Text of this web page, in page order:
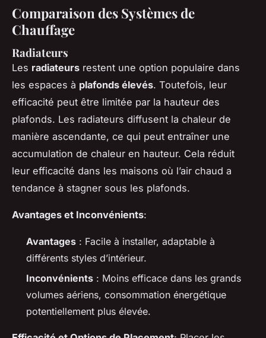
Comparaison des Systèmes de
Chauffage
Radiateurs
Les radiateurs restent une option populaire dans
les espaces à plafonds élevés. Toutefois, leur
efficacité peut être limitée par la hauteur des
plafonds. Les radiateurs diffusent la chaleur de
manière ascendante, ce qui peut entraîner une
accumulation de chaleur en hauteur. Cela réduit
leur efficacité dans les maisons où l’air chaud a
tendance à stagner sous les plafonds.
Avantages et Inconvénients:
Avantages : Facile à installer, adaptable à
différents styles d’intérieur.
Inconvénients : Moins efficace dans les grands
volumes aériens, consommation énergétique
potentiellement plus élevée.